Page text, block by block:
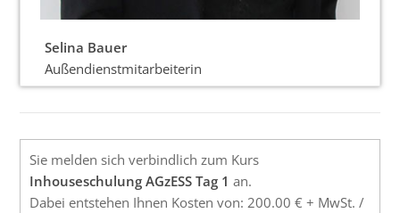
Selina Bauer
Außendienstmitarbeiterin
Sie melden sich verbindlich zum Kurs
Inhouseschulung AGzESS Tag 1 an.
Dabei entstehen Ihnen Kosten von: 200.00 € + MwSt. /